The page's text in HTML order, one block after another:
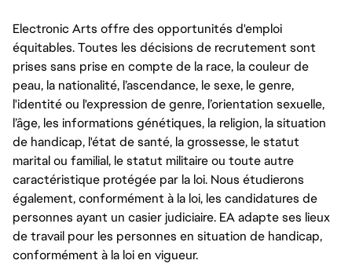
Electronic Arts offre des opportunités d'emploi
équitables. Toutes les décisions de recrutement sont
prises sans prise en compte de la race, la couleur de
peau, la nationalité, l’ascendance, le sexe, le genre,
l'identité ou l'expression de genre, l’orientation sexuelle,
l’âge, les informations génétiques, la religion, la situation
de handicap, l'état de santé, la grossesse, le statut
marital ou familial, le statut militaire ou toute autre
caractéristique protégée par la loi. Nous étudierons
également, conformément à la loi, les candidatures de
personnes ayant un casier judiciaire. EA adapte ses lieux
de travail pour les personnes en situation de handicap,
conformément à la loi en vigueur.